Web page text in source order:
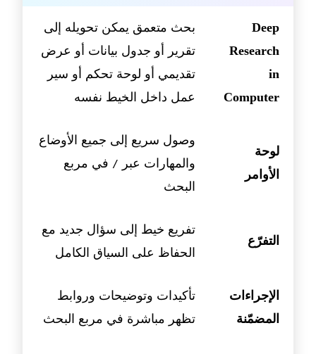
Deep
Research
in
Computer
بحث متعمق يمكن تحويله إلى
تقرير أو جدول بيانات أو عرض
تقديمي أو لوحة تحكم أو سير
عمل داخل الخيط نفسه
لوحة
الأوامر
وصول سريع إلى جميع الأوضاع
والمهارات عبر
/ في مربع
البحث
التفرّع
تفريع خيط إلى سؤال جديد مع
الحفاظ على السياق الكامل
الإجراءات
المضمّنة
تأكيدات وتوضيحات وروابط
تظهر مباشرة في مربع البحث